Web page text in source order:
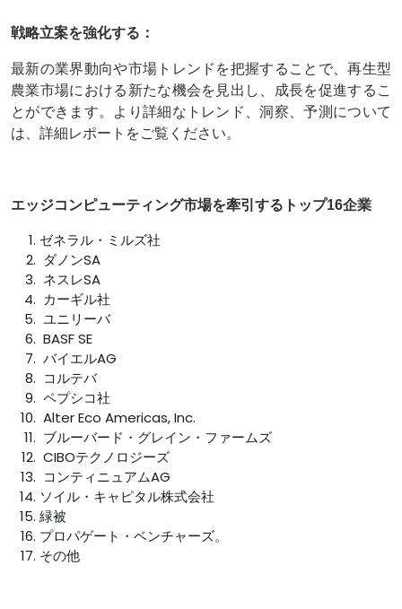
戦略立案を強化する：
最新の業界動向や市場トレンドを把握することで、再生型
農業市場における新たな機会を見出し、成長を促進するこ
とができます。より詳細なトレンド、洞察、予測について
は、詳細レポートをご覧ください。
エッジコンピューティング市場を牽引するトップ16企業
ゼネラル・ミルズ社
ダノンSA
ネスレSA
カーギル社
ユニリーバ
BASF SE
バイエルAG
コルテバ
ペプシコ社
Alter Eco Americas, Inc.
ブルーバード・グレイン・ファームズ
CIBOテクノロジーズ
コンティニュアムAG
ソイル・キャピタル株式会社
緑被
プロパゲート・ベンチャーズ。
その他